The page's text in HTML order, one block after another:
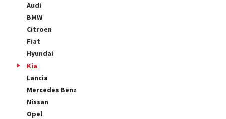
Audi
BMW
Citroen
Fiat
Hyundai
Kia
Lancia
Mercedes Benz
Nissan
Opel